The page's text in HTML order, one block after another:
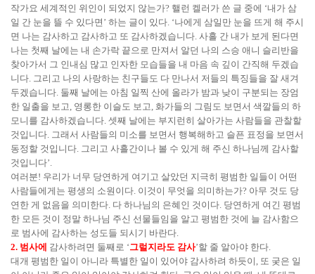
작가요 세계적인 위인이 되었지 않는가? 핼런 켈러가 쓴 글 중에 ‘내가 삼
일 간 눈을 뜰 수 있다면’ 하는 글이 있다. ‘나에게 삼일만 눈을 뜨게 해 주시
면 나는 감사하고 감사하고 또 감사하겠습니다. 사흘 간 내가 보게 된다면
나는 첫째 날에는 내 손가락 끝으로 만져서 알던 나의 스승 애니 슬리반을
찾아가서 그 인내심 많고 인자한 모습들을 내 마음 속 깊이 간직해 두겠습
니다. 그리고 나의 사랑하는 친구들도 다 만나서 저들의 특징들을 잘 새겨
두겠습니다. 둘째 날에는 아침 일찍 산에 올라가 밤과 낮이 구분되는 장엄
한 일출을 보고, 영롱한 이슬도 보고, 화가들의 그림도 보면서 색깔들의 하
모니를 감사하겠습니다. 셋째 날에는 부지런히 살아가는 사람들을 관찰할
것입니다. 그래서 사람들의 미소를 보면서 행복해하고 슬픈 표정을 보면서
동정할 것입니다. 그리고 사흘간이나 볼 수 있게 해 주신 하나님께 감사할
것입니다’.
여러분! 우리가 너무 당연하게 여기고 살았던 지극히 평범한 일들이 어떤
사람들에게는 평생의 소원이다. 이것이 무엇을 의미하는가? 아무 것도 당
연한 게 없음을 의미한다. 다 하나님의 은혜인 것이다. 당연하게 여긴 평범
한 모든 것이 정말 하나님 주신 선물들임을 알고 평범한 것에 늘 감사함으
로 범사에 감사하는 성도들 되시기 바란다.
2. 범사에 감사하려면 둘째로 ‘그럴지라도 감사’할 줄 알아야 한다.
대개 평범한 일이 아니라 특별한 일이 있어야 감사하려 하듯이, 또 궂은 일